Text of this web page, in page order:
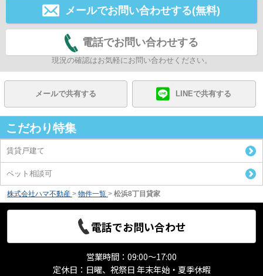
メールでお問い合わせする(無料)
電話でお問い合わせする
現況の確認はお気軽にお問い合わせください。
メールで共有する LINEで共有する
こだわり特集
賃貸戸建て
ペット相談可
株式会社ハマ不動産 > 物件一覧 > 松浜8丁目貸家
電話でお問い合わせ
営業時間：09:00～17:00
定休日：日曜、祝祭日 年末年始・夏季休暇